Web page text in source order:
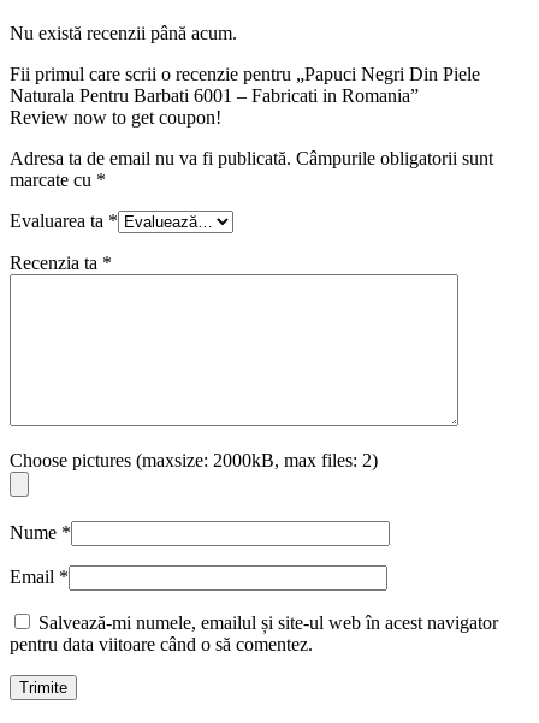
Nu există recenzii până acum.
Fii primul care scrii o recenzie pentru „Papuci Negri Din Piele
Naturala Pentru Barbati 6001 – Fabricati in Romania”
Review now to get coupon!
Adresa ta de email nu va fi publicată. Câmpurile obligatorii sunt
marcate cu *
Evaluarea ta *
Recenzia ta *
Choose pictures (maxsize: 2000kB, max files: 2)
Nume *
Email *
Salvează-mi numele, emailul și site-ul web în acest navigator
pentru data viitoare când o să comentez.